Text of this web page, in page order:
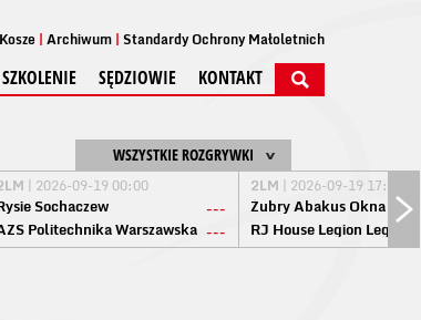
Archiwum Standardy Ochrony Małoletnich
SZKOLENIE SĘDZIOWIE KONTAKT
WSZYSTKIE ROZGRYWKI
| 2026-09-19 00:00
Sochaczew
---
Politechnika Warszawska ---
2LM | 2026-09-19 17:00
Żubry Abakus Okna
RJ House Legion